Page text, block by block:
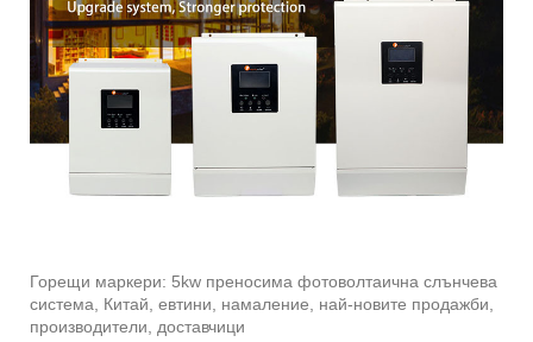
Горещи маркери: 5kw преносима фотоволтаична слънчева
система, Китай, евтини, намаление, най-новите продажби,
производители, доставчици